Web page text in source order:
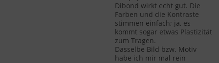
Dibond wirkt echt gut. Die
Farben und die Kontraste
stimmen einfach; ja, es
kommt sogar etwas Plastizität
zum Tragen.
Dasselbe Bild bzw. Motiv
habe ich mir mal rein